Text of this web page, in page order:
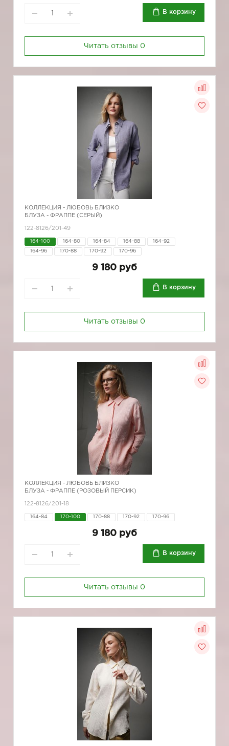
В корзину
Читать отзывы 0
КОЛЛЕКЦИЯ - ЛЮБОВЬ БЛИЗКО
БЛУЗА - ФРАППЕ (СЕРЫЙ)
122-8126/201-49
164-100 164-80 164-84 164-88 164-92
164-96 170-88 170-92 170-96
9 180 руб
В корзину
Читать отзывы 0
КОЛЛЕКЦИЯ - ЛЮБОВЬ БЛИЗКО
БЛУЗА - ФРАППЕ (РОЗОВЫЙ ПЕРСИК)
122-8126/201-18
164-84 170-100 170-88 170-92 170-96
9 180 руб
В корзину
Читать отзывы 0